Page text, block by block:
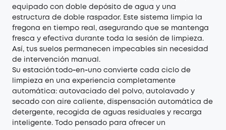
equipado con doble depósito de agua y una
estructura de doble raspador. Este sistema limpia la
fregona en tiempo real, asegurando que se mantenga
fresca y efectiva durante toda la sesión de limpieza.
Así, tus suelos permanecen impecables sin necesidad
de intervención manual.
Su estación todo‑en‑uno convierte cada ciclo de
limpieza en una experiencia completamente
automática: autovaciado del polvo, autolavado y
secado con aire caliente, dispensación automática de
detergente, recogida de aguas residuales y recarga
inteligente. Todo pensado para ofrecer un